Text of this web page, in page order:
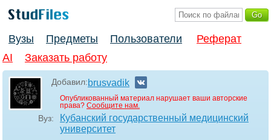
Вузы Предметы Пользователи
Реферат
AI
Заказать работу
Добавил:brusvadik
Опубликованный материал нарушает ваши авторские
права? Сообщите нам.
Вуз:
Кубанский государственный медицинский
университет